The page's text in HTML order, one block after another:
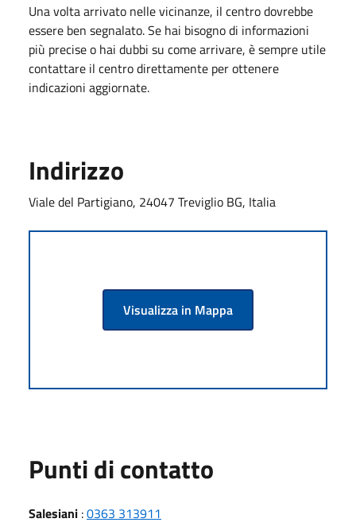
Una volta arrivato nelle vicinanze, il centro dovrebbe
essere ben segnalato. Se hai bisogno di informazioni
più precise o hai dubbi su come arrivare, è sempre utile
contattare il centro direttamente per ottenere
indicazioni aggiornate.
Indirizzo
Viale del Partigiano, 24047 Treviglio BG, Italia
Visualizza in Mappa
Punti di contatto
Salesiani :0363 313911